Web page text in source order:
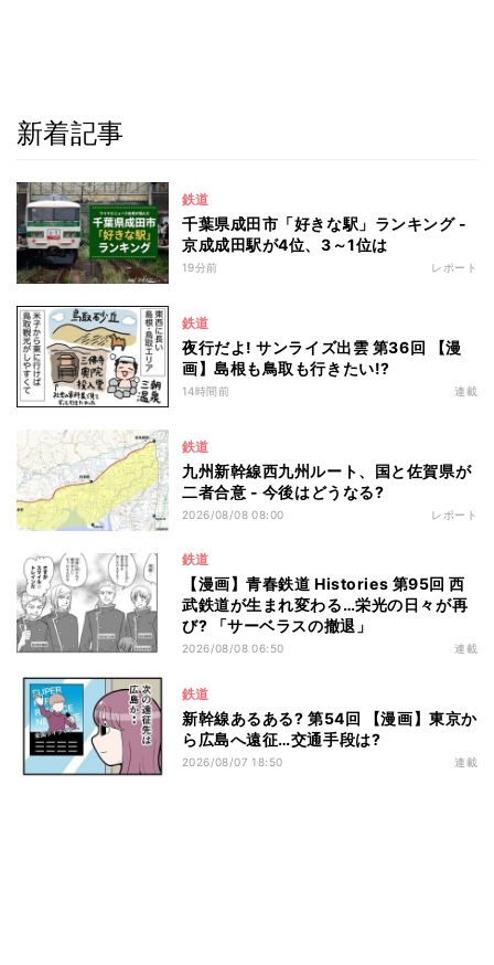
新着記事
鉄道
千葉県成田市「好きな駅」ランキング -
京成成田駅が4位、3～1位は
19分前 レポート
鉄道
夜行だよ! サンライズ出雲 第36回 【漫
画】島根も鳥取も行きたい!?
14時間前 連載
鉄道
九州新幹線西九州ルート、国と佐賀県が
二者合意 - 今後はどうなる?
2026/08/08 08:00 レポート
鉄道
【漫画】青春鉄道 Histories 第95回 西
武鉄道が生まれ変わる…栄光の日々が再
び? 「サーベラスの撤退」
2026/08/08 06:50 連載
鉄道
新幹線あるある? 第54回 【漫画】東京か
ら広島へ遠征…交通手段は?
2026/08/07 18:50 連載